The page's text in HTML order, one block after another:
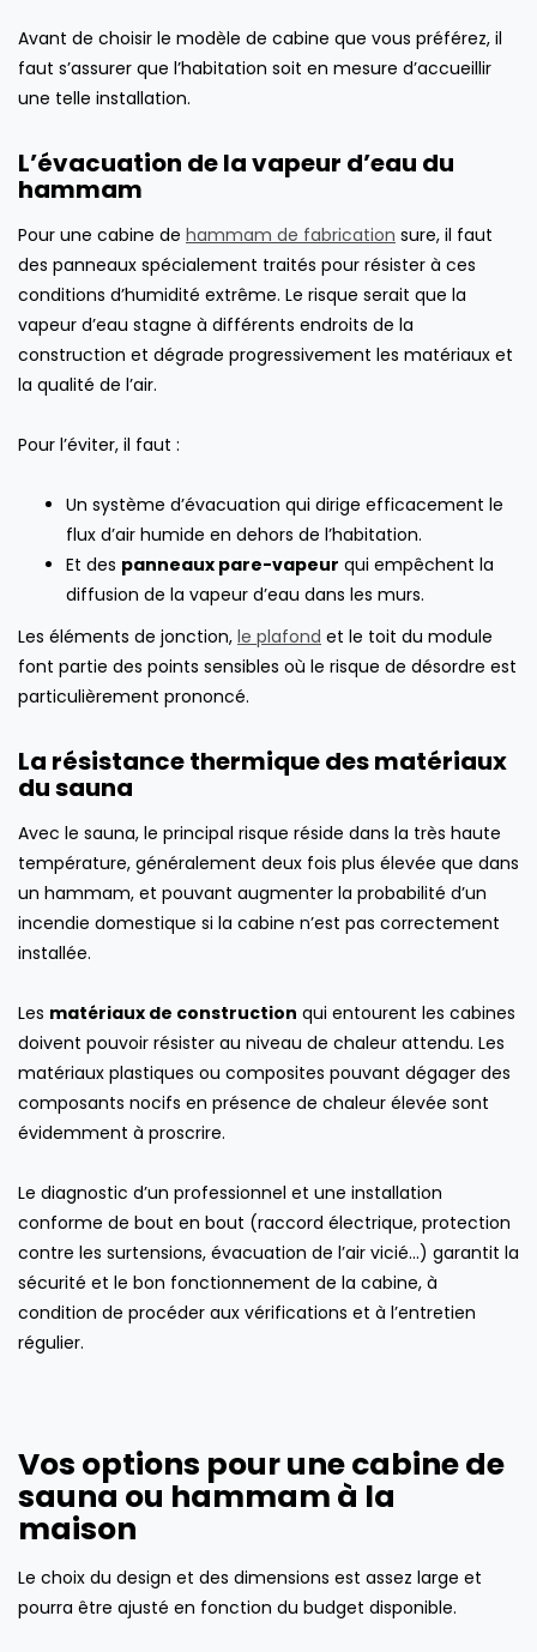
Avant de choisir le modèle de cabine que vous préférez, il
faut s’assurer que l’habitation soit en mesure d’accueillir
une telle installation.
L’évacuation de la vapeur d’eau du
hammam
Pour une cabine de hammam de fabrication sure, il faut
des panneaux spécialement traités pour résister à ces
conditions d’humidité extrême. Le risque serait que la
vapeur d’eau stagne à différents endroits de la
construction et dégrade progressivement les matériaux et
la qualité de l’air.
Pour l’éviter, il faut :
Un système d’évacuation qui dirige efficacement le
flux d’air humide en dehors de l’habitation.
Et des panneaux pare-vapeur qui empêchent la
diffusion de la vapeur d’eau dans les murs.
Les éléments de jonction, le plafond et le toit du module
font partie des points sensibles où le risque de désordre est
particulièrement prononcé.
La résistance thermique des matériaux
du sauna
Avec le sauna, le principal risque réside dans la très haute
température, généralement deux fois plus élevée que dans
un hammam, et pouvant augmenter la probabilité d’un
incendie domestique si la cabine n’est pas correctement
installée.
Les matériaux de construction qui entourent les cabines
doivent pouvoir résister au niveau de chaleur attendu. Les
matériaux plastiques ou composites pouvant dégager des
composants nocifs en présence de chaleur élevée sont
évidemment à proscrire.
Le diagnostic d’un professionnel et une installation
conforme de bout en bout (raccord électrique, protection
contre les surtensions, évacuation de l’air vicié…) garantit la
sécurité et le bon fonctionnement de la cabine, à
condition de procéder aux vérifications et à l’entretien
régulier.
Vos options pour une cabine de
sauna ou hammam à la
maison
Le choix du design et des dimensions est assez large et
pourra être ajusté en fonction du budget disponible.